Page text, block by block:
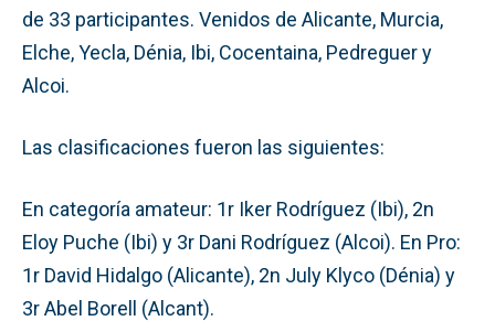
de 33 participantes. Venidos de Alicante, Murcia,
Elche, Yecla, Dénia, Ibi, Cocentaina, Pedreguer y
Alcoi.
Las clasificaciones fueron las siguientes:
En categoría amateur: 1r Iker Rodríguez (Ibi), 2n
Eloy Puche (Ibi) y 3r Dani Rodríguez (Alcoi). En Pro:
1r David Hidalgo (Alicante), 2n July Klyco (Dénia) y
3r Abel Borell (Alcant).